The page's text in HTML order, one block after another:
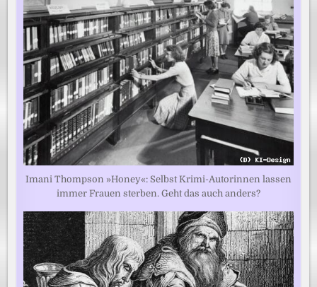
Imani Thompson »Honey«: Selbst Krimi-Autorinnen lassen
immer Frauen sterben. Geht das auch anders?